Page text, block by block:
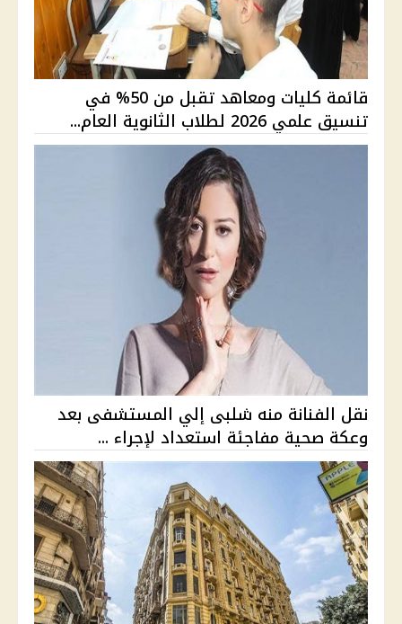
قائمة كليات ومعاهد تقبل من 50% في
تنسيق علمي 2026 لطلاب الثانوية العام...
نقل الفنانة منه شلبى إلي المستشفى بعد
وعكة صحية مفاجئة استعداد لإجراء ...